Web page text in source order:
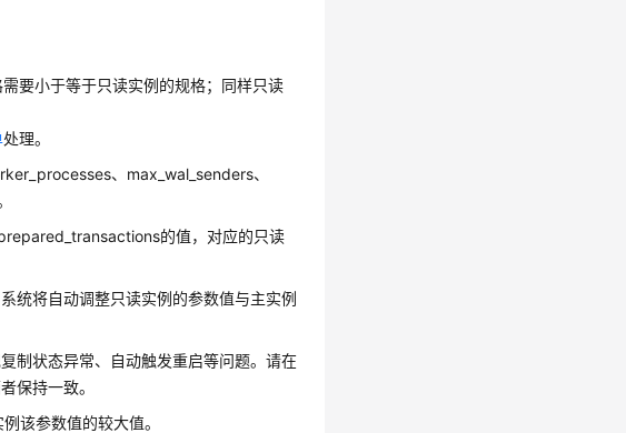
要小于等于只读实例的规格；同样只读
处理。
、max_wal_senders、
的值，对应的只读
统将自动调整只读实例的参数值与主实例
制状态异常、自动触发重启等问题。请在
保持一致。
该参数值的较大值。